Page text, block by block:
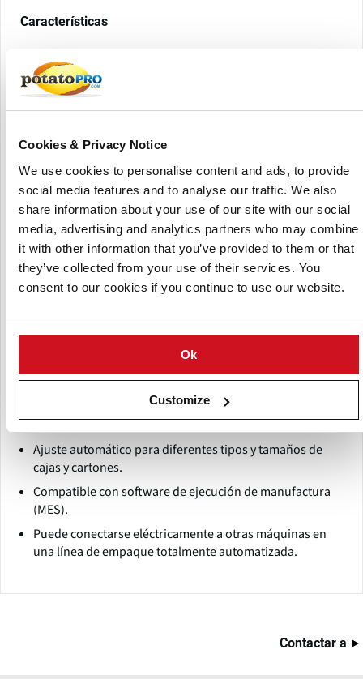
Cookies & Privacy Notice
We use cookies to personalise content and ads, to provide
social media features and to analyse our traffic. We also
share information about your use of our site with our social
media, advertising and analytics partners who may combine
it with other information that you’ve provided to them or that
they’ve collected from your use of their services. You
consent to our cookies if you continue to use our website.
Ok
Customize
Características
Ofrece una variedad de patrones de llenado
preestablecidos según el número de piezas preferido.
Las cajas siempre se llenan de manera uniforme y según
Garantiza un uso óptimo del espacio y una paletización
eficiente.
El patrón de llenado ajustable por caja (tamaño/tipo) se
puede seleccionar con un solo clic.
Asegura un llenado uniforme sin dañar el producto
gracias a la función de vibración incorporada.
Capacidad: dependiendo del tipo de producto,
empaque, número de piezas, patrón de llenado y
paquetes de 200g - 3kg pueden ser envasadas fácilmente
a una velocidad de 100 - 160 bolsas por minuto.
Ajuste automático para diferentes tipos y tamaños de
cajas y cartones.
Compatible con software de ejecución de manufactura
(MES).
Puede conectarse eléctricamente a otras máquinas en
una línea de empaque totalmente automatizada.
Contactar a